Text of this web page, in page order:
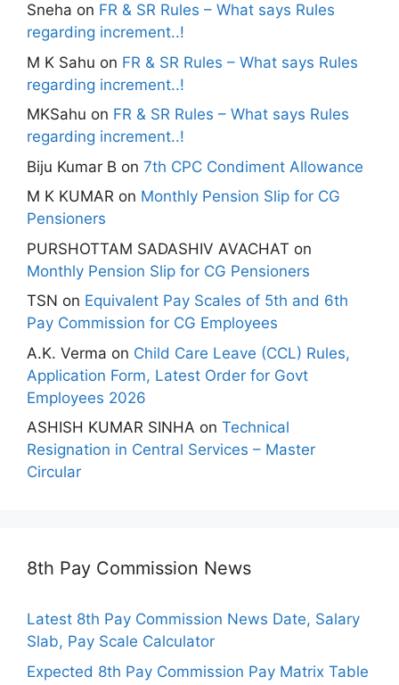
Sneha on FR & SR Rules – What says Rules
regarding increment..!
M K Sahu on FR & SR Rules – What says Rules
regarding increment..!
MKSahu on FR & SR Rules – What says Rules
regarding increment..!
Biju Kumar B on 7th CPC Condiment Allowance
M K KUMAR on Monthly Pension Slip for CG
Pensioners
PURSHOTTAM SADASHIV AVACHAT on
Monthly Pension Slip for CG Pensioners
TSN on Equivalent Pay Scales of 5th and 6th
Pay Commission for CG Employees
A.K. Verma on Child Care Leave (CCL) Rules,
Application Form, Latest Order for Govt
Employees 2026
ASHISH KUMAR SINHA on Technical
Resignation in Central Services – Master
Circular
8th Pay Commission News
Latest 8th Pay Commission News Date, Salary
Slab, Pay Scale Calculator
Expected 8th Pay Commission Pay Matrix Table